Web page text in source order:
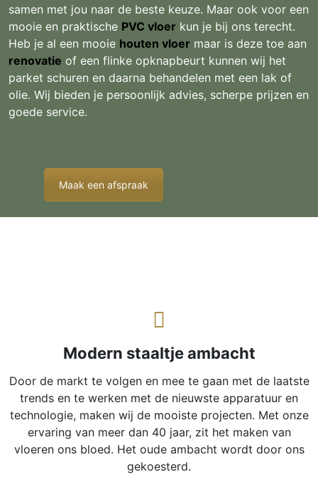
samen met jou naar de beste keuze. Maar ook voor een
mooie en praktische PVC vloer kun je bij ons terecht.
Heb je al een mooie houten vloer maar is deze toe aan
renovatie of een flinke opknapbeurt kunnen wij het
parket schuren en daarna behandelen met een lak of
olie. Wij bieden je persoonlijk advies, scherpe prijzen en
goede service.
Maak een afspraak
Modern staaltje ambacht
Door de markt te volgen en mee te gaan met de laatste
trends en te werken met de nieuwste apparatuur en
technologie, maken wij de mooiste projecten. Met onze
ervaring van meer dan 40 jaar, zit het maken van
vloeren ons bloed. Het oude ambacht wordt door ons
gekoesterd.